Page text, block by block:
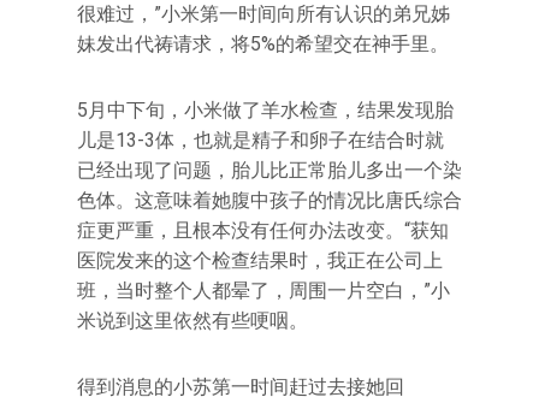
很难过，”小米第一时间向所有认识的弟兄姊
妹发出代祷请求，将5%的希望交在神手里。
5月中下旬，小米做了羊水检查，结果发现胎
儿是13-3体，也就是精子和卵子在结合时就
已经出现了问题，胎儿比正常胎儿多出一个染
色体。这意味着她腹中孩子的情况比唐氏综合
症更严重，且根本没有任何办法改变。“获知
医院发来的这个检查结果时，我正在公司上
班，当时整个人都晕了，周围一片空白，”小
米说到这里依然有些哽咽。
得到消息的小苏第一时间赶过去接她回